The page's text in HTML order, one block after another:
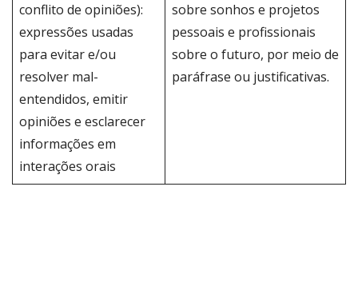
conflito de opiniões):
expressões usadas
para evitar e/ou
resolver mal-
entendidos, emitir
opiniões e esclarecer
informações em
interações orais
sobre sonhos e projetos
pessoais e profissionais
sobre o futuro, por meio de
paráfrase ou justificativas.